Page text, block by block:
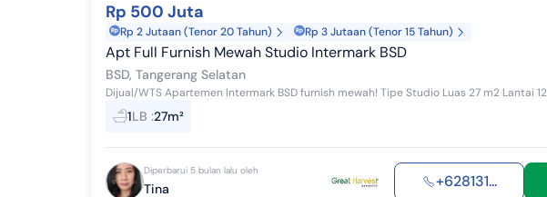
Rp 500 Juta
Rp 2 Jutaan (Tenor 20 Tahun) Rp 3 Jutaan (Tenor 15 Tahun)
Apt Full Furnish Mewah Studio Intermark BSD
BSD, Tangerang Selatan
1LB :27m²
Diperbarui 5 bulan lalu oleh
Tina +628131...